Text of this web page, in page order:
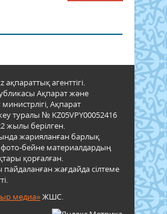
агенттігі.
Ақпарат және
Ақпарат
туралы № KZ05VPY00052416
жылы берілген.
жарияланған барлық
бейне материалдардың
қорғалған.
жағдайда сілтеме
медиа»ЖШС.